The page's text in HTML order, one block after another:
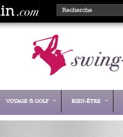
VOYAGE & GOLF BIEN-ÊTRE